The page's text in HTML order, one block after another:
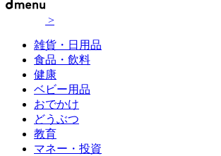
>
雑貨・日用品
食品・飲料
健康
ベビー用品
おでかけ
どうぶつ
教育
マネー・投資